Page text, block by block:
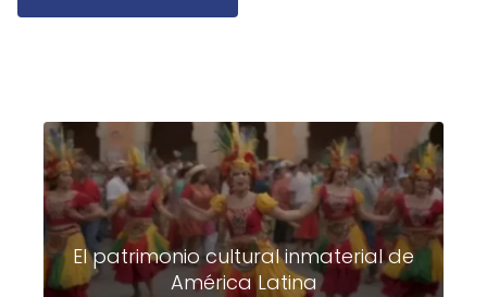
El patrimonio cultural inmaterial de
América Latina